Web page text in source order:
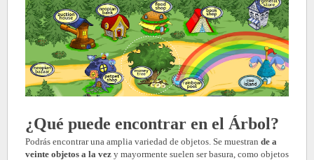
¿Qué puede encontrar en el Árbol?
Podrás encontrar una amplia variedad de objetos. Se muestran de a
veinte objetos a la vez y mayormente suelen ser basura, como objetos